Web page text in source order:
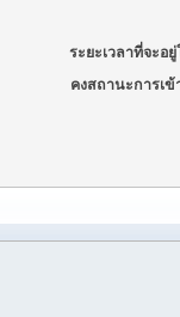
ระยะเวลาที่จะอ
คงสถานะการเ